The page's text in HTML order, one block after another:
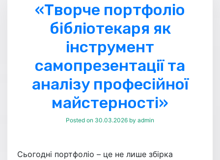
«Творче портфоліо
бібліотекаря як
інструмент
самопрезентації та
аналізу професійної
майстерності»
Posted on 30.03.2026 by admin
Сьогодні портфоліо – це не лише збірка